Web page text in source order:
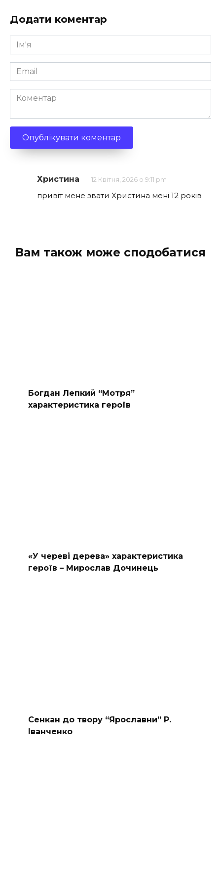
Додати коментар
Ім'я
*
Email
*
Коментар
Христина 12 Квітня, 2026 о 9:11 pm
привіт мене звати Христина мені 12 років
Вам також може сподобатися
Богдан Лепкий “Мотря”
характеристика героїв
«У череві дерева» характеристика
героїв – Мирослав Дочинець
Сенкан до твору “Ярославни” Р.
Іванченко